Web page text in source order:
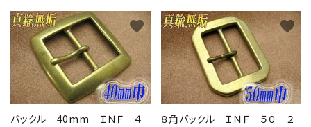
バックル 40mm ＩＮＦ－４
favorite
８角バックル ＩＮＦ－５０－２
favorite